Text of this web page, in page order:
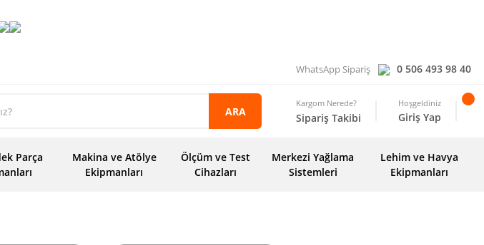
WhatsApp Sipariş 0 506 493 98 40
ARA
Kargom Nerede?
Sipariş Takibi
Hoşgeldiniz
Giriş Yap
Parça
Makina ve Atölye
Ekipmanları
Ölçüm ve Test
Cihazları
Merkezi Yağlama
Sistemleri
Lehim ve Havya
Ekipmanları